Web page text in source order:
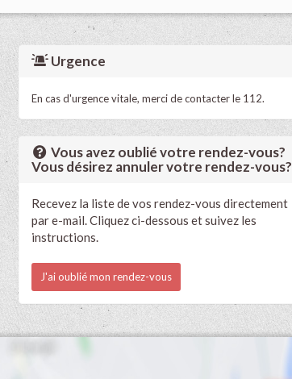
Urgence
En cas d'urgence vitale, merci de contacter le 112.
Vous avez oublié votre rendez-vous?
Vous désirez annuler votre rendez-vous?
Recevez la liste de vos rendez-vous directement
par e-mail. Cliquez ci-dessous et suivez les
instructions.
J'ai oublié mon rendez-vous